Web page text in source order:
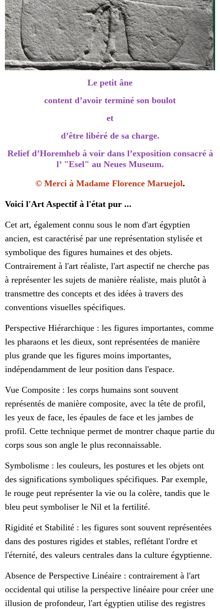
Le petit âne
content d’avoir terminé son boulot
et
d’être libéré de sa charge.
Relief d’Horemheb à voir dans l’exposition consacré à
l’ "Esel" au Neues Museum.
© Merci à Madame Florence Maruejol.
Voici l'Art Aspectif à l'état pur ...
Cet art, également connu sous le nom d'art égyptien
ancien, est caractérisé par une représentation stylisée et
symbolique des figures humaines et des objets.
Contrairement à l'art réaliste, l'art aspectif ne cherche pas
à représenter les sujets de manière réaliste, mais plutôt à
transmettre des concepts et des idées à travers des
conventions visuelles spécifiques.
Perspective Hiérarchique : les figures importantes, comme
les pharaons et les dieux, sont représentées de manière
plus grande que les figures moins importantes,
indépendamment de leur position dans l'espace.
Vue Composite : les corps humains sont souvent
représentés de manière composite, avec la tête de profil,
les yeux de face, les épaules de face et les jambes de
profil. Cette technique permet de montrer chaque partie du
corps sous son angle le plus reconnaissable.
Symbolisme : les couleurs, les postures et les objets ont
des significations symboliques spécifiques. Par exemple,
le rouge peut représenter la vie ou la colère, tandis que le
bleu peut symboliser le Nil et la fertilité.
Rigidité et Stabilité : les figures sont souvent représentées
dans des postures rigides et stables, reflétant l'ordre et
l'éternité, des valeurs centrales dans la culture égyptienne.
Absence de Perspective Linéaire : contrairement à l'art
occidental qui utilise la perspective linéaire pour créer une
illusion de profondeur, l'art égyptien utilise des registres